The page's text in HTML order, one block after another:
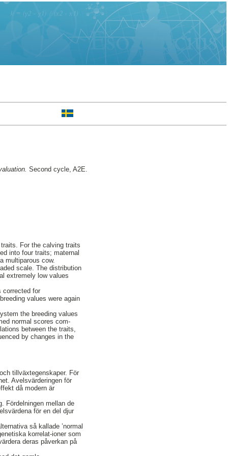
Second cycle, A2E.
For the calving traits
into four traits; maternal
multiparous cow.
scale. The distribution
extremely low values
corrected for
values were again
the breeding values
normal scores com-
between the traits,
by changes in the
tillväxtegenskaper. För
Avelsvärderingen för
då modern är
Fördelningen mellan de
för en del djur
så kallade ’normal
korrelat-ioner som
deras påverkan på